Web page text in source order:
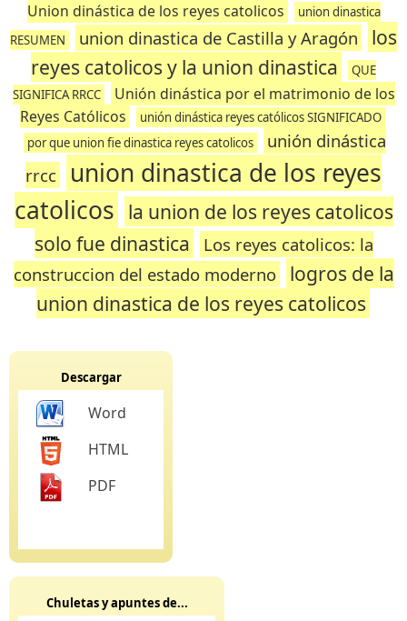
Union dinástica de los reyes catolicos
union dinastica
RESUMEN
union dinastica de Castilla y Aragón
los
reyes catolicos y la union dinastica
QUE
SIGNIFICA RRCC
Unión dinástica por el matrimonio de los
Reyes Católicos
unión dinástica reyes católicos SIGNIFICADO
por que union fie dinastica reyes catolicos
unión dinástica
rrcc
union dinastica de los reyes
catolicos la union de los reyes catolicos
solo fue dinastica
Los reyes catolicos: la
construccion del estado moderno
logros de la
union dinastica de los reyes catolicos
Descargar
Word
HTML
PDF
Chuletas y apuntes de...